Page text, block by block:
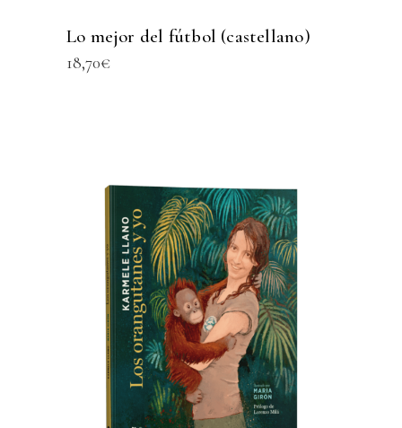
Lo mejor del fútbol (castellano)
18,70€